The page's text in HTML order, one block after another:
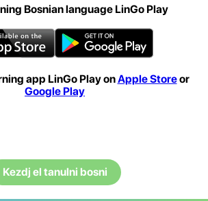
Bosnian language LinGo Play
app LinGo Play onApple Storeor
Google Play
Kezdj el tanulni bosni